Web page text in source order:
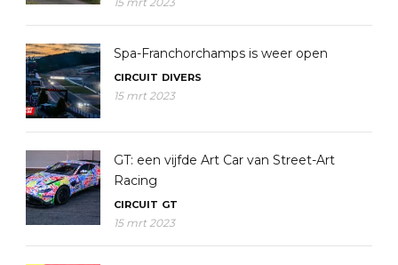
Spa-Franchorchamps is weer open
CIRCUIT DIVERS
15 mrt 2023
GT: een vijfde Art Car van Street-Art
Racing
CIRCUIT GT
15 mrt 2023